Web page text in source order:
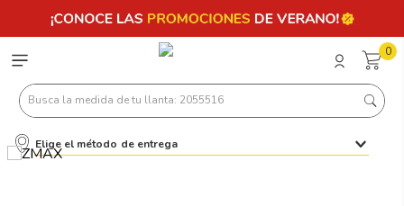
0
Busca la medida de tu llanta: 2055516
Elige el método de entrega
Términos más buscados